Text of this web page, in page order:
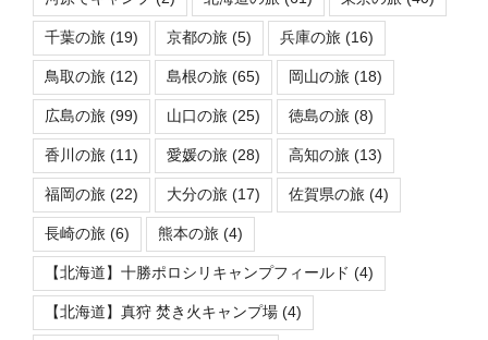
千葉の旅 (19) 京都の旅 (5) 兵庫の旅 (16)
鳥取の旅 (12) 島根の旅 (65) 岡山の旅 (18)
広島の旅 (99) 山口の旅 (25) 徳島の旅 (8)
香川の旅 (11) 愛媛の旅 (28) 高知の旅 (13)
福岡の旅 (22) 大分の旅 (17) 佐賀県の旅 (4)
長崎の旅 (6) 熊本の旅 (4)
【北海道】十勝ポロシリキャンプフィールド (4)
【北海道】真狩 焚き火キャンプ場 (4)